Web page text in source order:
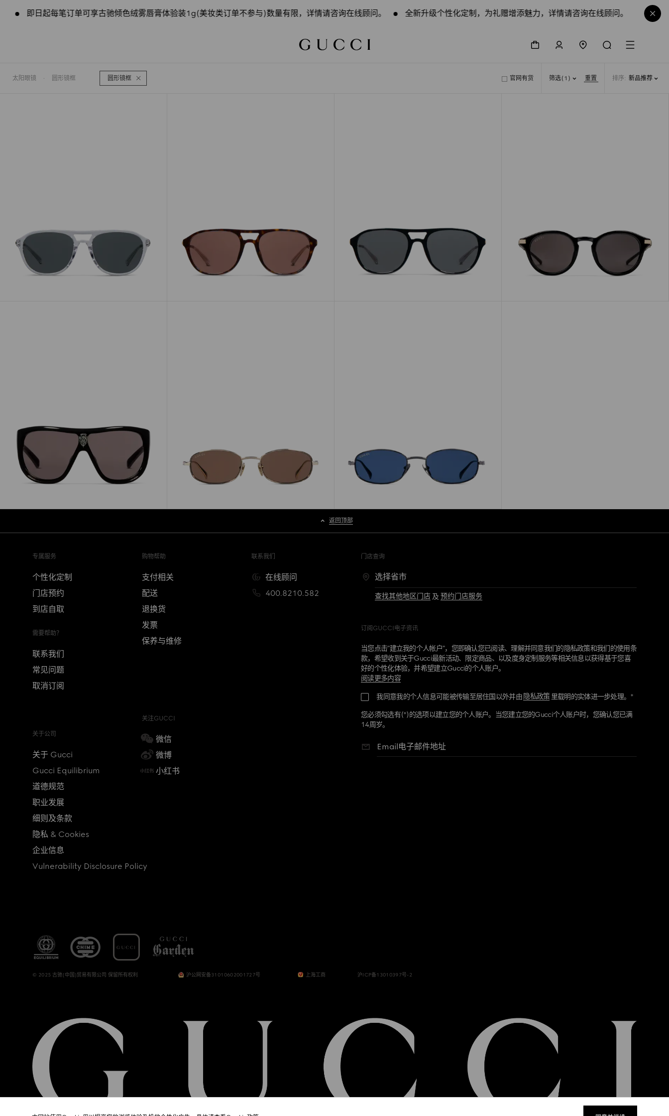
购物袋 登录/注册 门店查询 搜索
太阳眼镜 · 圆形镜框 圆形镜框 官网有货 筛选(1) 重置 排序: 新品推荐
返回顶部
门店查询
查找其他地区门店 及 预约门店服务
订阅GUCCI电子资讯
当您点击"建立我的个人帐户"，您即确认您已阅读、理解并同意我们的隐私政策和我们的使用条
款，希望收到关于Gucci最新活动、限定商品、以及度身定制服务等相关信息以获得基于您喜
好的个性化体验，并希望建立Gucci的个人账户。
的Gucci产品、服务及信息并与您联络。所有您的个人信息将存储，使用及共享至您的Gucci个
于我们是跨国企业，我们可能会将您的个人信息安全地与分布在世界各地的本集团公司以及我
们认可的合作伙伴进行共享。我们会采用安全措施以保护您的个人信息。我们可以通过任何您
隐私权相关法规赋予您多项权利。您可以向我们要求取得、删除、修改或更正您的个人信息，
阅读更多内容
我同意我的个人信息可能被传输至居住国以外并由 隐私政策 里载明的实体进一步处理。*
您必须勾选有(*)的选项以建立您的个人账户。当您建立您的Gucci个人账户时，您确认您已满
14周岁。
Email电子邮件地址
联系我们
在线顾问
400.8210.582
购物帮助
支付相关
配送
退换货
发票
保养与维修
关注GUCCI
微信
微博
小红书
专属服务
个性化定制
门店预约
到店自取
需要帮助？
联系我们
常见问题
取消订阅
关于公司
关于 Gucci
Gucci Equilibrium
道德规范
职业发展
细则及条款
隐私 & Cookies
企业信息
Vulnerability Disclosure Policy
© 2025 古驰(中国)贸易有限公司 保留所有权利 沪公网安备31010602001727号 上海工商 沪ICP备13010397号-2
即日起每笔订单可享古驰倾色绒雾唇膏体验装1g(美妆类订单不参与)数量有限，详情请咨询在线顾问。 全新升级个性化定制，为礼赠增添魅力，详情请咨询在线顾问。 探索女